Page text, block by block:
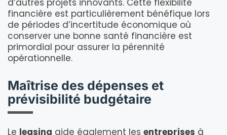
d’autres projets innovants. Cette flexibilité
financière est particulièrement bénéfique lors
de périodes d’incertitude économique où
conserver une bonne santé financière est
primordial pour assurer la pérennité
opérationnelle.
Maîtrise des dépenses et
prévisibilité budgétaire
Le leasing aide également les entreprises à